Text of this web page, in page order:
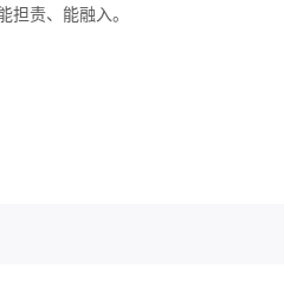
担责、能融入。